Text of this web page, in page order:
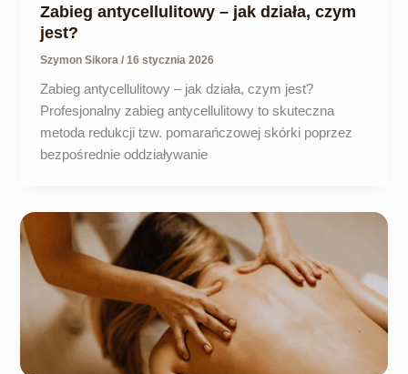
Zabieg antycellulitowy – jak działa, czym
jest?
Szymon Sikora/ 16 stycznia 2026
Zabieg antycellulitowy – jak działa, czym jest?
Profesjonalny zabieg antycellulitowy to skuteczna
metoda redukcji tzw. pomarańczowej skórki poprzez
bezpośrednie oddziaływanie